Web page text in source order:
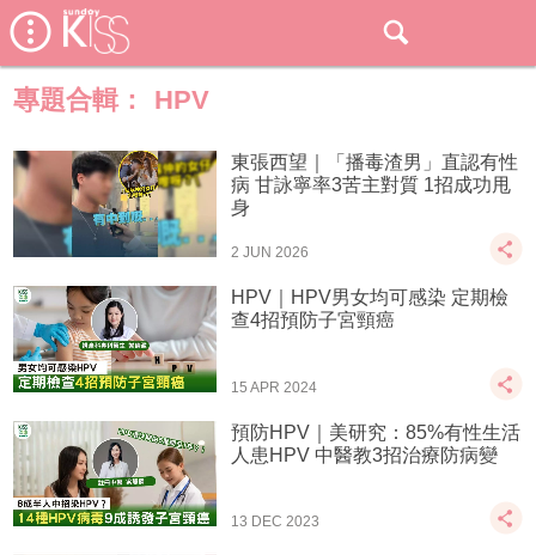
專題合輯： HPV
東張西望｜「播毒渣男」直認有性
病 甘詠寧率3苦主對質 1招成功甩
身
2 JUN 2026
HPV｜HPV男女均可感染 定期檢
查4招預防子宮頸癌
15 APR 2024
預防HPV｜美研究：85%有性生活
人患HPV 中醫教3招治療防病變
13 DEC 2023